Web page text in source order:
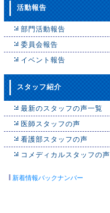
活動報告
部門活動報告
委員会報告
イベント報告
スタッフ紹介
最新のスタッフの声一覧
医師スタッフの声
看護部スタッフの声
コメディカルスタッフの声
新着情報バックナンバー